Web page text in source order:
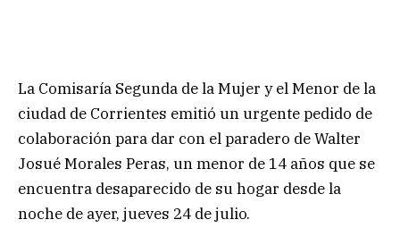
La Comisaría Segunda de la Mujer y el Menor de la
ciudad de Corrientes emitió un urgente pedido de
colaboración para dar con el paradero de Walter
Josué Morales Peras, un menor de 14 años que se
encuentra desaparecido de su hogar desde la
noche de ayer, jueves 24 de julio.